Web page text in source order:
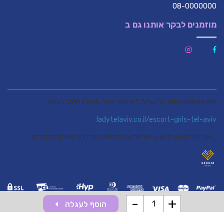
08-0000000
מוזמנים לבקר אותנו גם ב
למי שמחפש מידע על נערות ליווי בתל אביב, מומלץ לבקר בעמוד
ladytelaviv.co.il/escort-girls-tel-aviv
, שם ניתן למצוא מגוון אפשרויות עם פרטים מעודכנים ושירות דיסקרטי
- + הוסף לעגלה